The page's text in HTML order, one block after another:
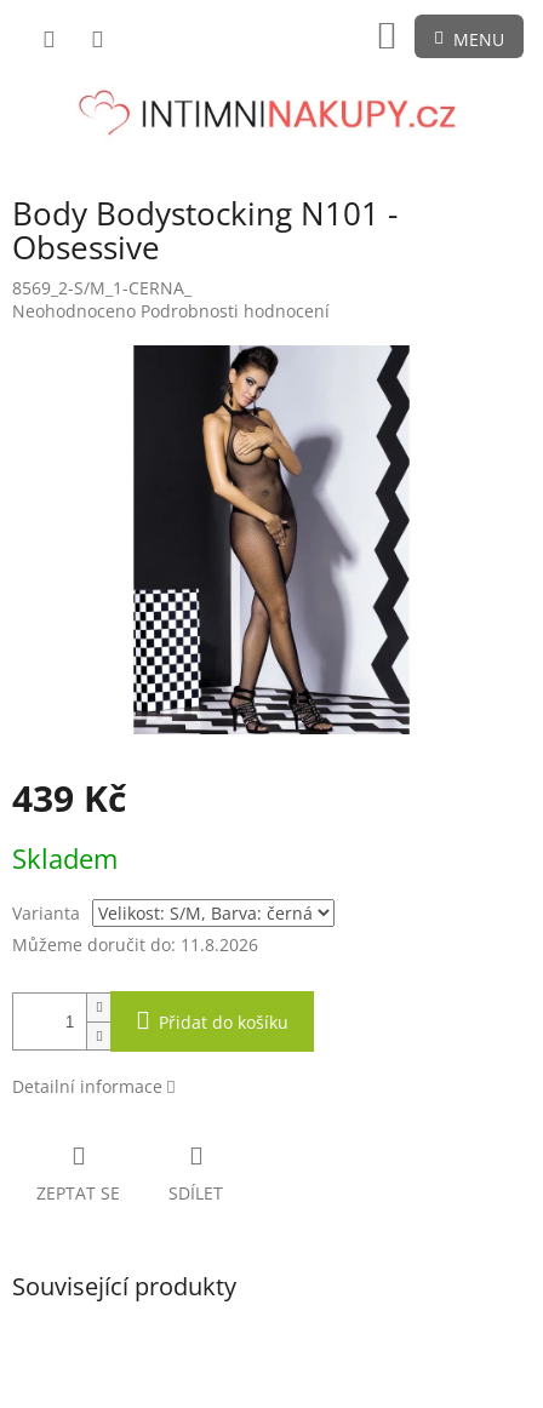
NÁKUPNÍ
KOŠÍK
Body Bodystocking N101 -
Obsessive
8569_2-S/M_1-CERNA_
Průměrné
Neohodnoceno Podrobnosti hodnocení
439 Kč
cena:
Skladem
Varianta
Můžeme doručit do: 11.8.2026
Přidat do košíku
Detailní informace
ZEPTAT SE SDÍLET
Související produkty